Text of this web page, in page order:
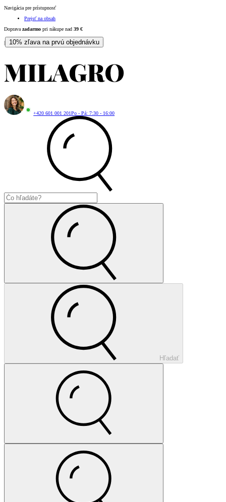
Navigácia pre prístupnosť
Prejsť na obsah
Doprava zadarmo pri nákupe nad 39 €
| 10% zľava na prvú objednávku
+420 601 001 201Po - Pá: 7:30 - 16:00
Hľadať